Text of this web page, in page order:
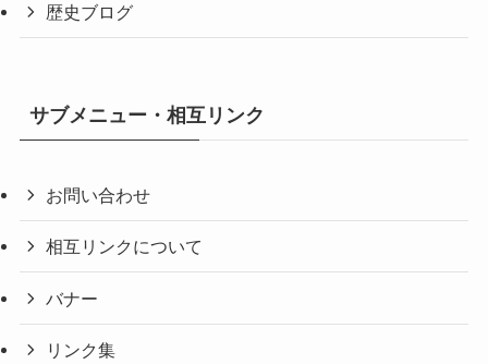
歴史ブログ
サブメニュー・相互リンク
お問い合わせ
相互リンクについて
バナー
リンク集